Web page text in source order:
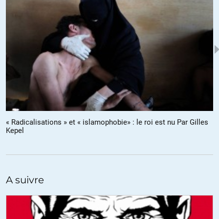
tourner de plus en plus mal et que l’opinion publique s’en
désolidarisera plus fortement.
ALERTER
Abemus// 14.04.2016 à 03h06
Plus c’est gros plus ça passe, dit-on, mais il y a sans doute une limite
à la dilatation de notre anatomie.
+94
Emmanuel//14.04.2016 à 03h52
zygomatiques, exercés sans relâche grâce à l’Obs ? En vérité, je
commence même à penser à m’abonner.
En attendant, rappelons qu’il y a déjà eu un autre grand amoureux
« Radicalisations » et « islamophobie» : le roi est nu Par Gilles
Kepel
A suivre